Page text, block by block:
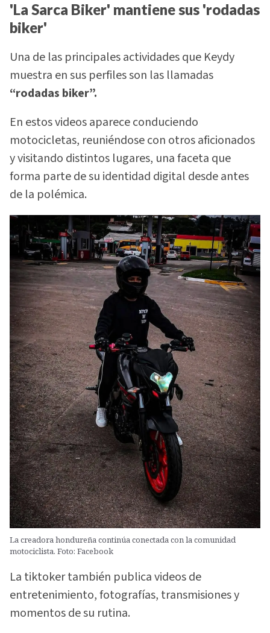
'La Sarca Biker' mantiene sus 'rodadas
biker'
Una de las principales actividades que Keydy
muestra en sus perfiles son las llamadas
“rodadas biker”.
En estos videos aparece conduciendo
motocicletas, reuniéndose con otros aficionados
y visitando distintos lugares, una faceta que
forma parte de su identidad digital desde antes
de la polémica.
La creadora hondureña continúa conectada con la comunidad
motociclista. Foto: Facebook
La tiktoker también publica videos de
entretenimiento, fotografías, transmisiones y
momentos de su rutina.